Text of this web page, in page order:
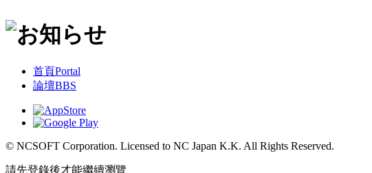
首頁Portal
論壇BBS
© NCSOFT Corporation. Licensed to NC Japan K.K. All Rights Reserved.
請先登錄後才能繼續瀏覽